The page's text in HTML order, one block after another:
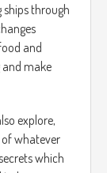
through
and
make
explore,
whatever
which